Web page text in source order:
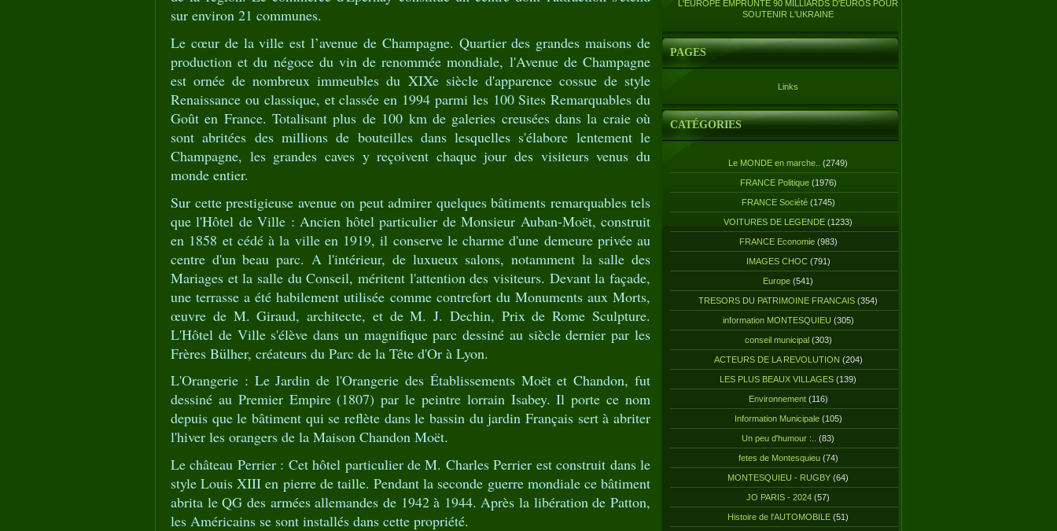
sur environ 21 communes.
Le cœur de la ville est l’avenue de Champagne. Quartier des grandes maisons de
production et du négoce du vin de renommée mondiale, l'Avenue de Champagne
est ornée de nombreux immeubles du XIXe siècle d'apparence cossue de style
Renaissance ou classique, et classée en 1994 parmi les 100 Sites Remarquables du
Goût en France. Totalisant plus de 100 km de galeries creusées dans la craie où
sont abritées des millions de bouteilles dans lesquelles s'élabore lentement le
Champagne, les grandes caves y reçoivent chaque jour des visiteurs venus du
monde entier.
Sur cette prestigieuse avenue on peut admirer quelques bâtiments remarquables tels
que l'Hôtel de Ville : Ancien hôtel particulier de Monsieur Auban-Moët, construit
en 1858 et cédé à la ville en 1919, il conserve le charme d'une demeure privée au
centre d'un beau parc. A l'intérieur, de luxueux salons, notamment la salle des
Mariages et la salle du Conseil, méritent l'attention des visiteurs. Devant la façade,
une terrasse a été habilement utilisée comme contrefort du Monuments aux Morts,
œuvre de M. Giraud, architecte, et de M. J. Dechin, Prix de Rome Sculpture.
L'Hôtel de Ville s'élève dans un magnifique parc dessiné au siècle dernier par les
Frères Bülher, créateurs du Parc de la Tête d'Or à Lyon.
L'Orangerie : Le Jardin de l'Orangerie des Établissements Moët et Chandon, fut
dessiné au Premier Empire (1807) par le peintre lorrain Isabey. Il porte ce nom
depuis que le bâtiment qui se reflète dans le bassin du jardin Français sert à abriter
l'hiver les orangers de la Maison Chandon Moët.
Le château Perrier : Cet hôtel particulier de M. Charles Perrier est construit dans le
style Louis XIII en pierre de taille. Pendant la seconde guerre mondiale ce bâtiment
abrita le QG des armées allemandes de 1942 à 1944. Après la libération de Patton,
les Américains se sont installés dans cette propriété.
L'EUROPE EMPRUNTE 90 MILLIARDS D'EUROS POUR
SOUTENIR L'UKRAINE
PAGES
Links
CATÉGORIES
Le MONDE en marche.. (2749)
FRANCE Politique(1976)
FRANCE Société(1745)
VOITURES DE LEGENDE (1233)
FRANCE Economie(983)
IMAGES CHOC(791)
Europe (541)
TRESORS DU PATRIMOINE FRANCAIS (354)
information MONTESQUIEU (305)
conseil municipal(303)
ACTEURS DE LA REVOLUTION (204)
LES PLUS BEAUX VILLAGES (139)
Environnement(116)
Information Municipale(105)
Un peu d'humour :.. (83)
fetes de Montesquieu(74)
MONTESQUIEU - RUGBY (64)
JO PARIS - 2024 (57)
Histoire de l'AUTOMOBILE (51)